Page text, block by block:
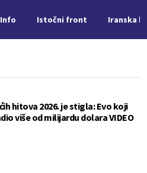
Info Istočni front Iranska
hitova 2026. je stigla: Evo koji
više od milijardu dolara VIDEO